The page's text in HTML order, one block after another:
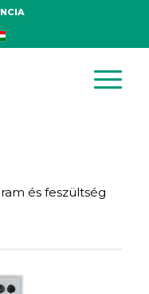
és feszültség